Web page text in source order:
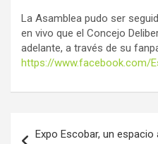
La Asamblea pudo ser
en vivo que el Concejo
adelante, a través de su
https://www.facebook.com/
Expo Escobar, un